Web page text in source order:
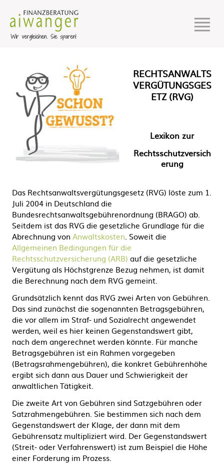
RECHTSANWALTS
VERGÜTUNGSGES
ETZ (RVG)
Lexikon zur
Rechtsschutzversich
erung
Das Rechtsanwaltsvergütungsgesetz (RVG) löste zum 1.
Juli 2004 in Deutschland die
Bundesrechtsanwaltsgebührenordnung (BRAGO) ab.
Seitdem ist das RVG die gesetzliche Grundlage für die
Abrechnung von Anwaltskosten. Soweit die
Allgemeinen Bedingungen für die
Rechtsschutzversicherung (ARB) auf die gesetzliche
Vergütung als Höchstgrenze Bezug nehmen, ist damit
die Berechnung nach dem RVG gemeint.
Grundsätzlich kennt das RVG zwei Arten von Gebühren.
Das sind zunächst die sogenannten Betragsgebühren,
die vor allem im Straf- und Sozialrecht angewendet
werden, weil es hier keinen Gegenstandswert gibt,
nach dem angerechnet werden könnte. Für manche
Betragsgebühren ist ein Rahmen vorgegeben
(Betragsrahmengebühren), die konkret Gebührenhöhe
ergibt sich dann aus Dauer und Schwierigkeit der
anwaltlichen Tätigkeit.
Die zweite Art von Gebühren sind Satzgebühren oder
Satzrahmengebühren. Sie bestimmen sich nach dem
Gegenstandswert der Klage, der dann mit dem
Gebührensatz multipliziert wird. Der Gegenstandswert
(Streit- oder Verfahrenswert) ist zum Beispiel die Höhe
einer Forderung im Prozess.